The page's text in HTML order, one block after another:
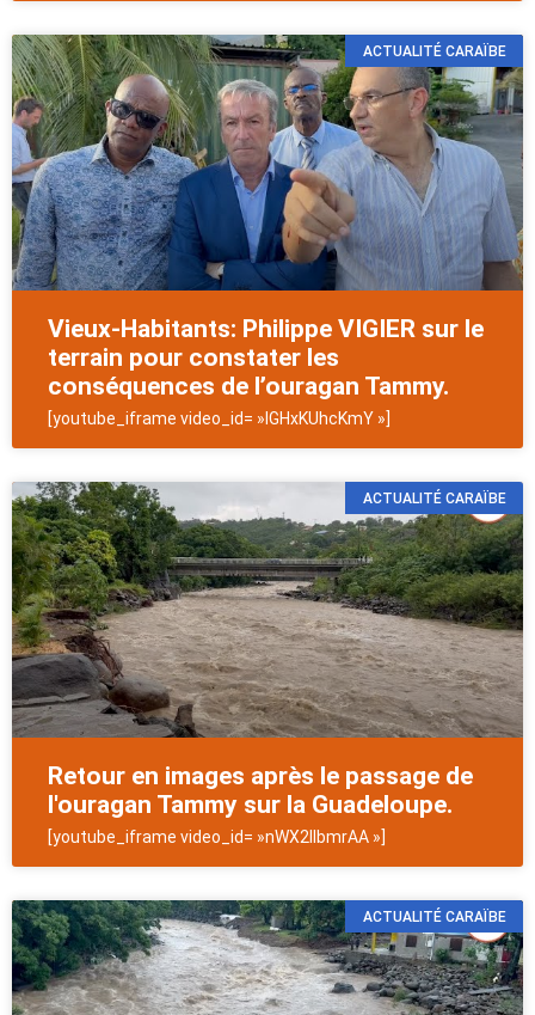
ACTUALITÉ CARAÏBE
Vieux-Habitants: Philippe VIGIER sur le
terrain pour constater les
conséquences de l’ouragan Tammy.
[youtube_iframe video_id= »lGHxKUhcKmY »]
ACTUALITÉ CARAÏBE
Retour en images après le passage de
l'ouragan Tammy sur la Guadeloupe.
[youtube_iframe video_id= »nWX2IlbmrAA »]
ACTUALITÉ CARAÏBE